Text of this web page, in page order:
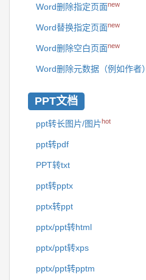
Word删除指定页面new
Word替换指定页面new
Word删除空白页面new
Word删除元数据（例如作者）
PPT文档
ppt转长图片/图片hot
ppt转pdf
PPT转txt
ppt转pptx
pptx转ppt
pptx/ppt转html
pptx/ppt转xps
pptx/ppt转pptm